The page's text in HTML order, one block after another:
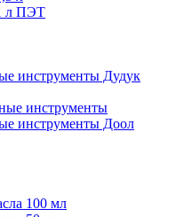
л ПЭТ
инструменты Дудук
инструменты
инструменты Доол
100 мл